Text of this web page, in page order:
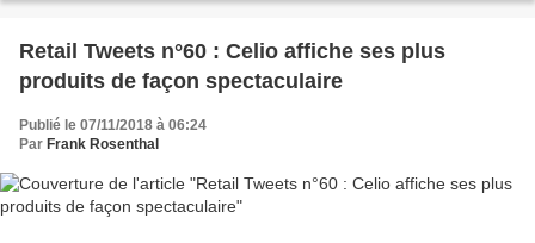
Retail Tweets n°60 : Celio affiche ses plus
produits de façon spectaculaire
Publié le 07/11/2018 à 06:24
Par Frank Rosenthal